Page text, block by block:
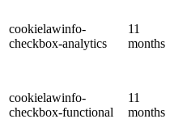
cookielawinfo-
checkbox-analytics
11
months
cookielawinfo-
checkbox-functional
11
months